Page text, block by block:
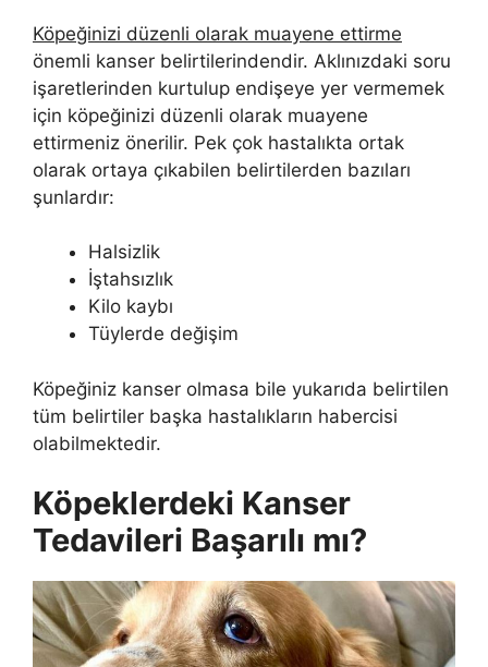
Köpeğinizi düzenli olarak muayene ettirme
önemli kanser belirtilerindendir. Aklınızdaki soru
işaretlerinden kurtulup endişeye yer vermemek
için köpeğinizi düzenli olarak muayene
ettirmeniz önerilir. Pek çok hastalıkta ortak
olarak ortaya çıkabilen belirtilerden bazıları
şunlardır:
Halsizlik
İştahsızlık
Kilo kaybı
Tüylerde değişim
Köpeğiniz kanser olmasa bile yukarıda belirtilen
tüm belirtiler başka hastalıkların habercisi
olabilmektedir.
Köpeklerdeki Kanser
Tedavileri Başarılı mı?